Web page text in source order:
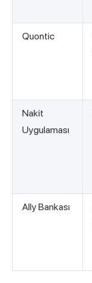
Quontic
Nakit
Uygulaması
Ally Bankası